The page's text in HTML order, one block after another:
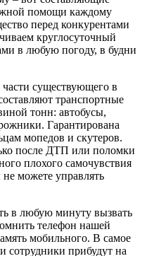
помощи каждому
перед конкурентами
круглосуточный
в любую погоду, в будни
существующего в
транспортные
тонн: автобусы,
Гарантирована
мопедов и скутеров.
после ДТП или поломки
плохого самочувствия
можете управлять
в любую минуту вызвать
телефон нашей
мобильного. В самое
сотрудники прибудут на